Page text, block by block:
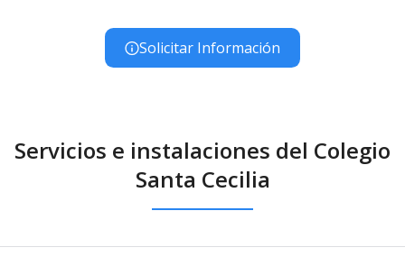
Solicitar Información
Servicios e instalaciones del Colegio
Santa Cecilia